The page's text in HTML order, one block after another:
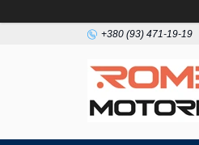
+380 (93) 471-19-19